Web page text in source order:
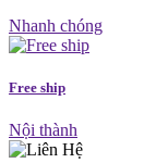
Nhanh chóng
Free ship
Nội thành